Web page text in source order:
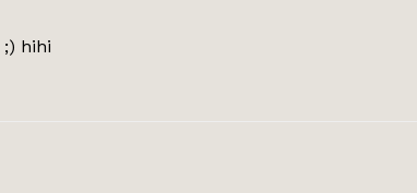
hihi